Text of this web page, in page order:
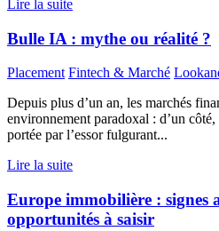
Lire la suite
Bulle IA : mythe ou réalité ?
Placement Fintech & Marché
Depuis plus d’un an, les marchés
environnement paradoxal : d’un
portée par l’essor fulgurant...
Lire la suite
Europe immobilière : signes
opportunités à saisir